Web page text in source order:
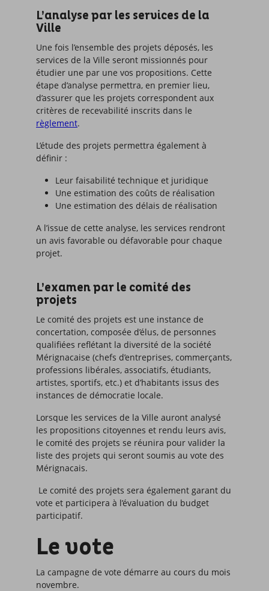
L’analyse par les services de la
Ville
Une fois l’ensemble des projets déposés, les
services de la Ville seront missionnés pour
étudier une par une vos propositions. Cette
étape d’analyse permettra, en premier lieu,
d’assurer que les projets correspondent aux
critères de recevabilité inscrits dans le
règlement.
L’étude des projets permettra également à
définir :
Leur faisabilité technique et juridique
Une estimation des coûts de réalisation
Une estimation des délais de réalisation
A l’issue de cette analyse, les services rendront
un avis favorable ou défavorable pour chaque
projet.
L’examen par le comité des
projets
Le comité des projets est une instance de
concertation, composée d’élus, de personnes
qualifiées reflétant la diversité de la société
Mérignacaise (chefs d’entreprises, commerçants,
professions libérales, associatifs, étudiants,
artistes, sportifs, etc.) et d’habitants issus des
instances de démocratie locale.
Lorsque les services de la Ville auront analysé
les propositions citoyennes et rendu leurs avis,
le comité des projets se réunira pour valider la
liste des projets qui seront soumis au vote des
Mérignacais.
Le comité des projets sera également garant du
vote et participera à l’évaluation du budget
participatif.
Le vote
La campagne de vote démarre au cours du mois
novembre.